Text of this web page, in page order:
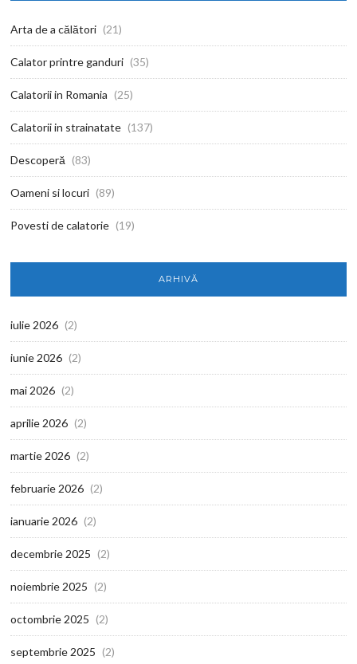
Arta de a călători (21)
Calator printre ganduri (35)
Calatorii in Romania (25)
Calatorii in strainatate (137)
Descoperă (83)
Oameni si locuri (89)
Povesti de calatorie (19)
ARHIVĂ
iulie 2026 (2)
iunie 2026 (2)
mai 2026 (2)
aprilie 2026 (2)
martie 2026 (2)
februarie 2026 (2)
ianuarie 2026 (2)
decembrie 2025 (2)
noiembrie 2025 (2)
octombrie 2025 (2)
septembrie 2025 (2)